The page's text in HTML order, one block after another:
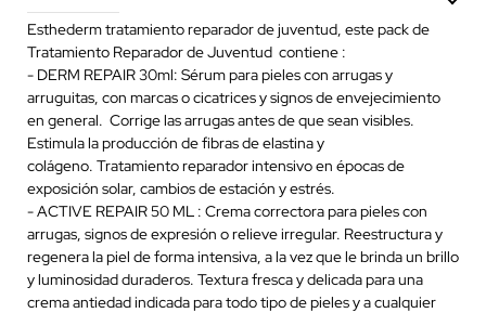
Esthederm tratamiento reparador de juventud, este pack de
Tratamiento Reparador de Juventud contiene :
- DERM REPAIR 30ml: Sérum para pieles con arrugas y
arruguitas, con marcas o cicatrices y signos de envejecimiento
en general. Corrige las arrugas antes de que sean visibles.
Estimula la producción de fibras de elastina y
colágeno. Tratamiento reparador intensivo en épocas de
exposición solar, cambios de estación y estrés.
- ACTIVE REPAIR 50 ML : Crema correctora para pieles con
arrugas, signos de expresión o relieve irregular. Reestructura y
regenera la piel de forma intensiva, a la vez que le brinda un brillo
y luminosidad duraderos. Textura fresca y delicada para una
crema antiedad indicada para todo tipo de pieles y a cualquier